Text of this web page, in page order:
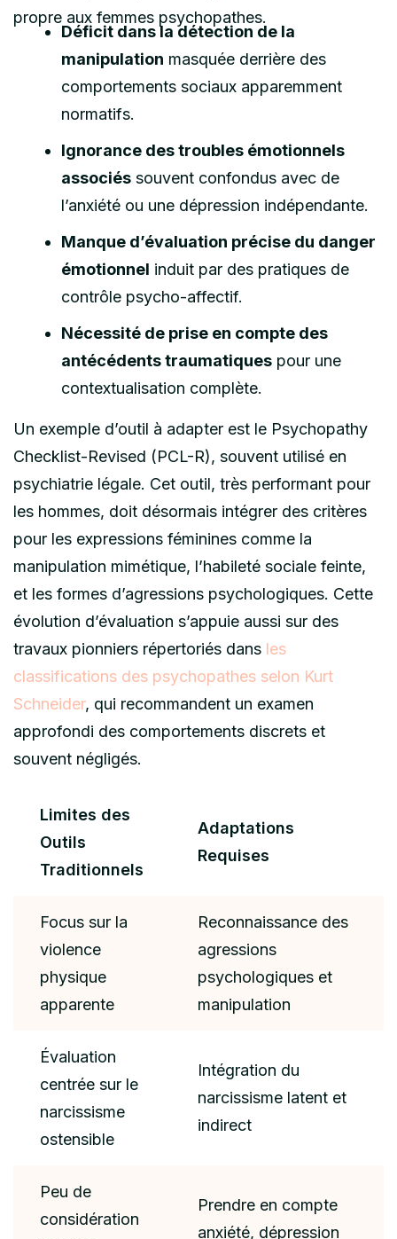
propre aux femmes psychopathes.
Déficit dans la détection de la
manipulation masquée derrière des
comportements sociaux apparemment
normatifs.
Ignorance des troubles émotionnels
associés souvent confondus avec de
l’anxiété ou une dépression indépendante.
Manque d’évaluation précise du danger
émotionnel induit par des pratiques de
contrôle psycho-affectif.
Nécessité de prise en compte des
antécédents traumatiques pour une
contextualisation complète.
Un exemple d’outil à adapter est le Psychopathy
Checklist-Revised (PCL-R), souvent utilisé en
psychiatrie légale. Cet outil, très performant pour
les hommes, doit désormais intégrer des critères
pour les expressions féminines comme la
manipulation mimétique, l’habileté sociale feinte,
et les formes d’agressions psychologiques. Cette
évolution d’évaluation s’appuie aussi sur des
travaux pionniers répertoriés dans les
classifications des psychopathes selon Kurt
Schneider, qui recommandent un examen
approfondi des comportements discrets et
souvent négligés.
Limites des
Outils
Traditionnels
Adaptations
Requises
Focus sur la
violence
physique
apparente
Reconnaissance des
agressions
psychologiques et
manipulation
Évaluation
centrée sur le
narcissisme
ostensible
Intégration du
narcissisme latent et
indirect
Peu de
considération
Prendre en compte
anxiété, dépression